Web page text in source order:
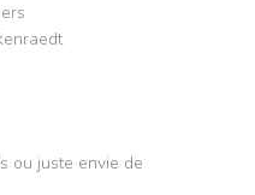
ou juste envie de